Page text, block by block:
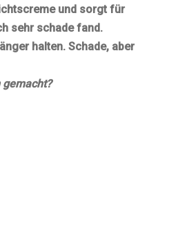
und sorgt für
sehr schade fand.
halten. Schade, aber